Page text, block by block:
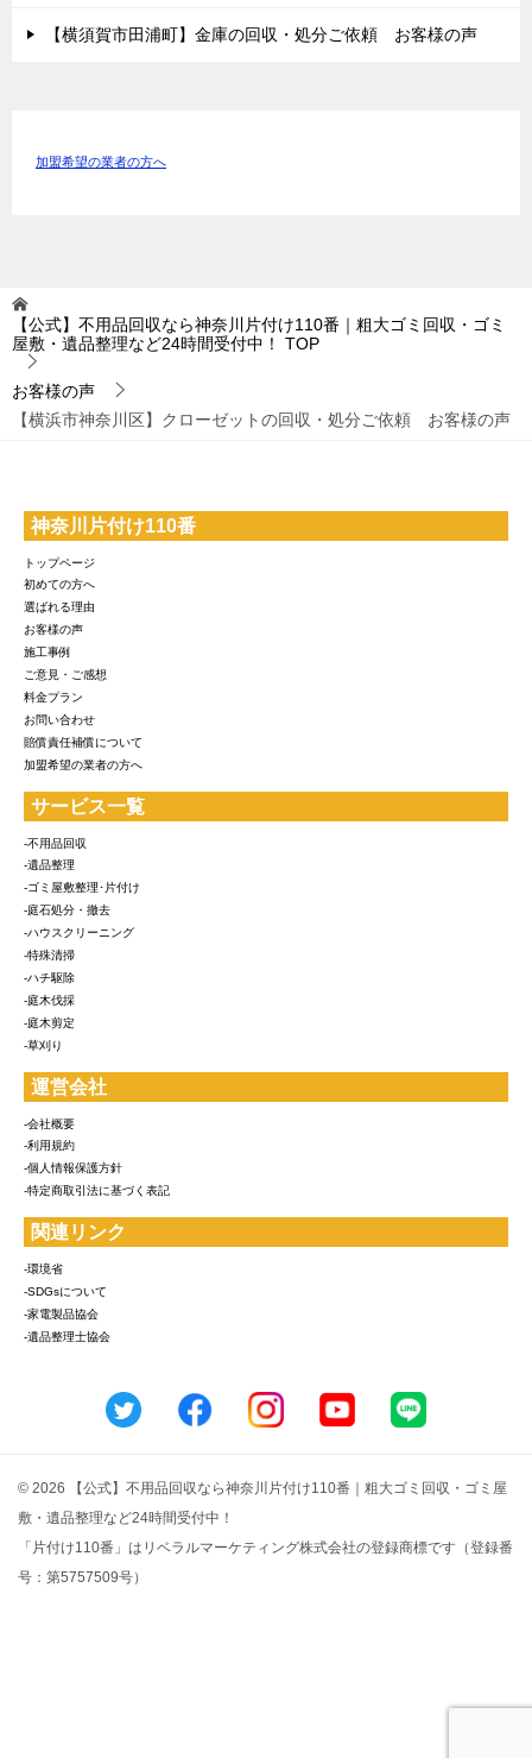
【横須賀市田浦町】金庫の回収・処分ご依頼 お客様の声
加盟希望の業者の方へ
【公式】不用品回収なら神奈川片付け110番｜粗大ゴミ回収・ゴミ
屋敷・遺品整理など24時間受付中！
TOP
お客様の声
【横浜市神奈川区】クローゼットの回収・処分ご依頼 お客様の声
神奈川片付け110番
トップページ
初めての方へ
選ばれる理由
お客様の声
施工事例
ご意見・ご感想
料金プラン
お問い合わせ
賠償責任補償について
加盟希望の業者の方へ
サービス一覧
-不用品回収
-遺品整理
-ゴミ屋敷整理･片付け
-庭石処分・撤去
-ハウスクリーニング
-特殊清掃
-ハチ駆除
-庭木伐採
-庭木剪定
-草刈り
運営会社
-会社概要
-利用規約
-個人情報保護方針
-特定商取引法に基づく表記
関連リンク
-環境省
-SDGsについて
-家電製品協会
-遺品整理士協会
© 2026 【公式】不用品回収なら神奈川片付け110番｜粗大ゴミ回収・ゴミ屋
敷・遺品整理など24時間受付中！
「片付け110番」はリベラルマーケティング株式会社の登録商標です（登録番
号：第5757509号）